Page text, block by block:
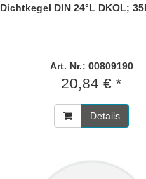
Dichtkegel DIN 24°L DKOL;
Art. Nr.: 00809190
20,84 € *
Details